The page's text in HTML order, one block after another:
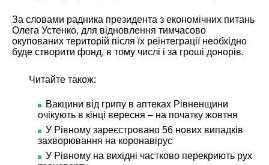
За словами радника президента з економічних питань
Олега Устенко, для відновлення тимчасово
окупованих територій після їх реінтеграції необхідно
буде створити фонд, в тому числі і за гроші донорів.
Читайте також:
Вакцини від грипу в аптеках Рівненщини
очікують в кінці вересня – на початку жовтня
У Рівному зареєстровано 56 нових випадків
захворювання на коронавірус
У Рівному на вихідні частково перекриють рух